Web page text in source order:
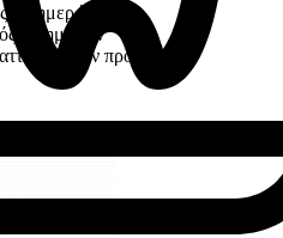
30 ημερών
14 ημερών
προϊόντων